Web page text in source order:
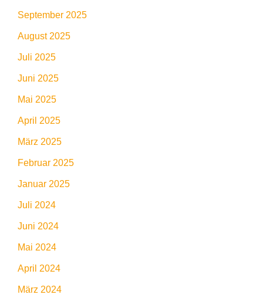
September 2025
August 2025
Juli 2025
Juni 2025
Mai 2025
April 2025
März 2025
Februar 2025
Januar 2025
Juli 2024
Juni 2024
Mai 2024
April 2024
März 2024